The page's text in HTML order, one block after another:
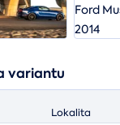
variantu
Lokalita